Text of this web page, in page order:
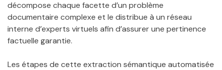
décompose chaque facette d’un problème
documentaire complexe et le distribue à un réseau
interne d’experts virtuels afin d’assurer une pertinence
factuelle garantie.
Les étapes de cette extraction sémantique automatisée